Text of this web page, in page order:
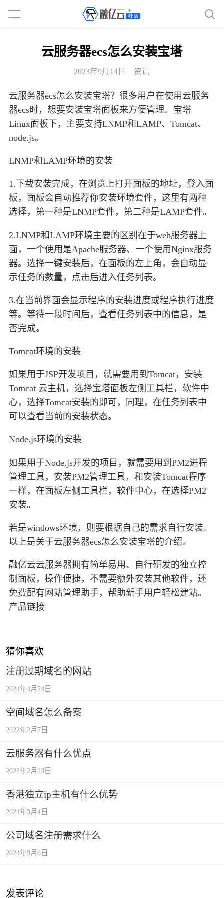
云服务器ecs怎么安装宝塔
2023年9月14日 资讯
云服务器ecs怎么安装宝塔？很多用户在使用云服务
器ecs时，想要安装宝塔面板来方便管理。宝塔
Linux面板下，主要支持LNMP和LAMP、Tomcat、
node.js。
LNMP和LAMP环境的安装
1.下载安装完成，在浏览上打开面板的地址，登入面
板，面板会自动推荐你安装环境套件，这里有两种
选择，第一种是LNMP套件，第二种是LAMP套件。
2.LNMP和LAMP环境主要的区别在于web服务器上
面，一个使用是Apache服务器、一个使用Nginx服务
器。选择一键安装后，在面板的左上角，会自动显
示任务的数量，点击后进入任务列表。
3.在当前界面会显示程序的安装进度或程序执行进度
等。等待一段时间后，查看任务列表中的信息，是
否完成。
Tomcat环境的安装
如果用于JSP开发项目，就需要用到Tomcat，安装
Tomcat 云主机，选择宝塔面板左侧工具栏，软件中
心，选择Tomcat安装的即可，同理，在任务列表中
可以查看当前的安装状态。
Node.js环境的安装
如果用于Node.js开发的项目，就需要用到PM2进程
管理工具，安装PM2管理工具，和安装Tomcat程序
一样，在面板左侧工具栏，软件中心，在选择PM2
安装。
若是windows环境，则要根据自己的需求自行安装。
以上是关于云服务器ecs怎么安装宝塔的介绍。
融亿云云服务器拥有简单易用、自行研发的独立控
制面板，操作便捷，不需要额外安装其他软件，还
免费配有网站管理助手，帮助新手用户轻松建站。
产品链接
猜你喜欢
注册过期域名的网站
2024年4月24日
空间域名怎么备案
2022年2月7日
云服务器有什么优点
2022年2月13日
香港独立ip主机有什么优势
2024年3月4日
公司域名注册需求什么
2024年9月6日
发表评论